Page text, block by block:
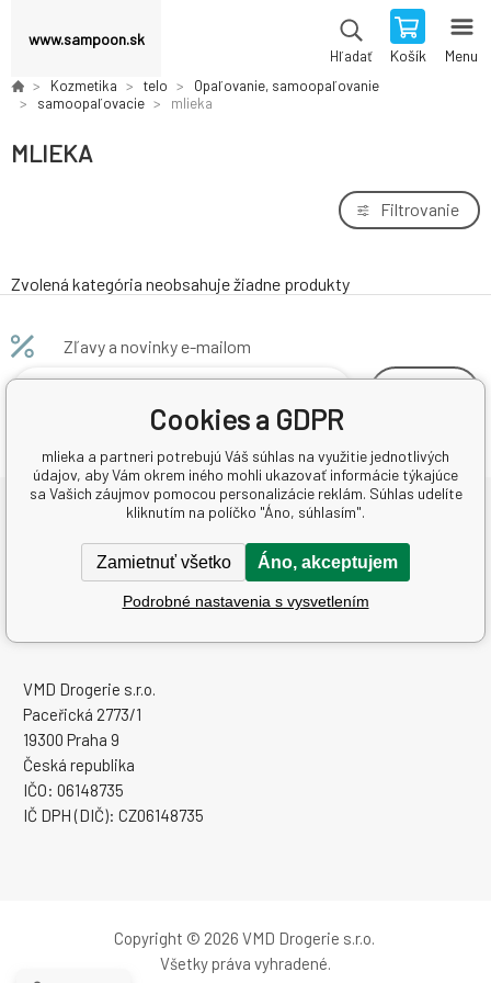
www.sampoon.sk
Hľadať Košík Menu
Kozmetika telo
Opaľovanie, samoopaľovanie
samoopaľovacie
mlieka
MLIEKA
Filtrovanie
Zvolená kategória neobsahuje žiadne produkty
Zľavy a novinky e-mailom
www.sampoon.sk
VMD Drogerie s.r.o.
Paceřická 2773/1
19300 Praha 9
Česká republika
IČO: 06148735
IČ DPH (DIČ): CZ06148735
Ďalšie informácie
Textové stránky
Copyright © 2026 VMD Drogerie s.r.o.
Všetky práva vyhradené.
Cookies a GDPR
mlieka a partneri potrebujú Váš súhlas na využitie jednotlivých
údajov, aby Vám okrem iného mohli ukazovať informácie týkajúce
sa Vašich záujmov pomocou personalizácie reklám. Súhlas udelíte
kliknutím na políčko "Áno, súhlasím".
Zamietnuť všetko Áno, akceptujem
Podrobné nastavenia s vysvetlením